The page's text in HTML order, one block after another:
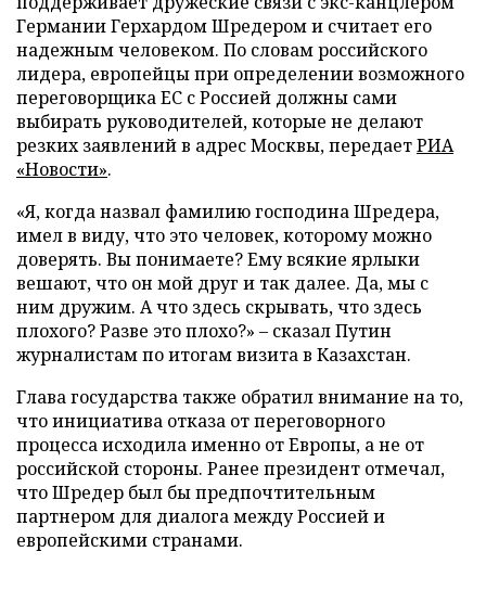
Германии Герхардом Шредером и считает его
надежным человеком. По словам российского
лидера, европейцы при определении возможного
переговорщика ЕС с Россией должны сами
выбирать руководителей, которые не делают
резких заявлений в адрес Москвы, передаетРИА
«Новости».
«Я, когда назвал фамилию господина Шредера,
имел в виду, что это человек, которому можно
доверять. Вы понимаете? Ему всякие ярлыки
вешают, что он мой друг и так далее. Да, мы с
ним дружим. А что здесь скрывать, что здесь
плохого? Разве это плохо?» – сказал Путин
журналистам по итогам визита в Казахстан.
Глава государства также обратил внимание на то,
что инициатива отказа от переговорного
процесса исходила именно от Европы, а не от
российской стороны. Ранее президент отмечал,
что Шредер был бы предпочтительным
партнером для диалога между Россией и
европейскими странами.